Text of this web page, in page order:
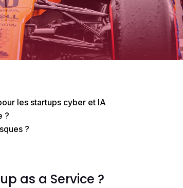
les startups cyber et IA
?
?
as a Service ?